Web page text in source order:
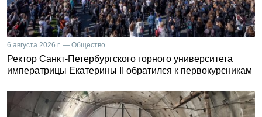
6 августа 2026 г. — Общество
Ректор Санкт-Петербургского горного университета
императрицы Екатерины II обратился к первокурсникам